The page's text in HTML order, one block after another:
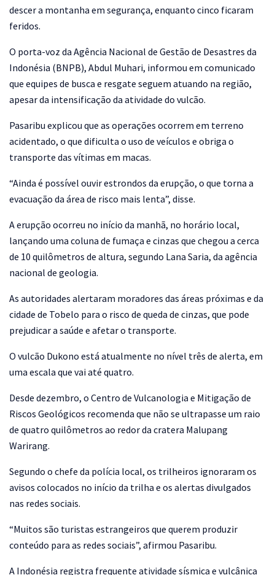
descer a montanha em segurança, enquanto cinco ficaram
feridos.
O porta-voz da Agência Nacional de Gestão de Desastres da
Indonésia (BNPB), Abdul Muhari, informou em comunicado
que equipes de busca e resgate seguem atuando na região,
apesar da intensificação da atividade do vulcão.
Pasaribu explicou que as operações ocorrem em terreno
acidentado, o que dificulta o uso de veículos e obriga o
transporte das vítimas em macas.
“Ainda é possível ouvir estrondos da erupção, o que torna a
evacuação da área de risco mais lenta”, disse.
A erupção ocorreu no início da manhã, no horário local,
lançando uma coluna de fumaça e cinzas que chegou a cerca
de 10 quilômetros de altura, segundo Lana Saria, da agência
nacional de geologia.
As autoridades alertaram moradores das áreas próximas e da
cidade de Tobelo para o risco de queda de cinzas, que pode
prejudicar a saúde e afetar o transporte.
O vulcão Dukono está atualmente no nível três de alerta, em
uma escala que vai até quatro.
Desde dezembro, o Centro de Vulcanologia e Mitigação de
Riscos Geológicos recomenda que não se ultrapasse um raio
de quatro quilômetros ao redor da cratera Malupang
Warirang.
Segundo o chefe da polícia local, os trilheiros ignoraram os
avisos colocados no início da trilha e os alertas divulgados
nas redes sociais.
“Muitos são turistas estrangeiros que querem produzir
conteúdo para as redes sociais”, afirmou Pasaribu.
A Indonésia registra frequente atividade sísmica e vulcânica